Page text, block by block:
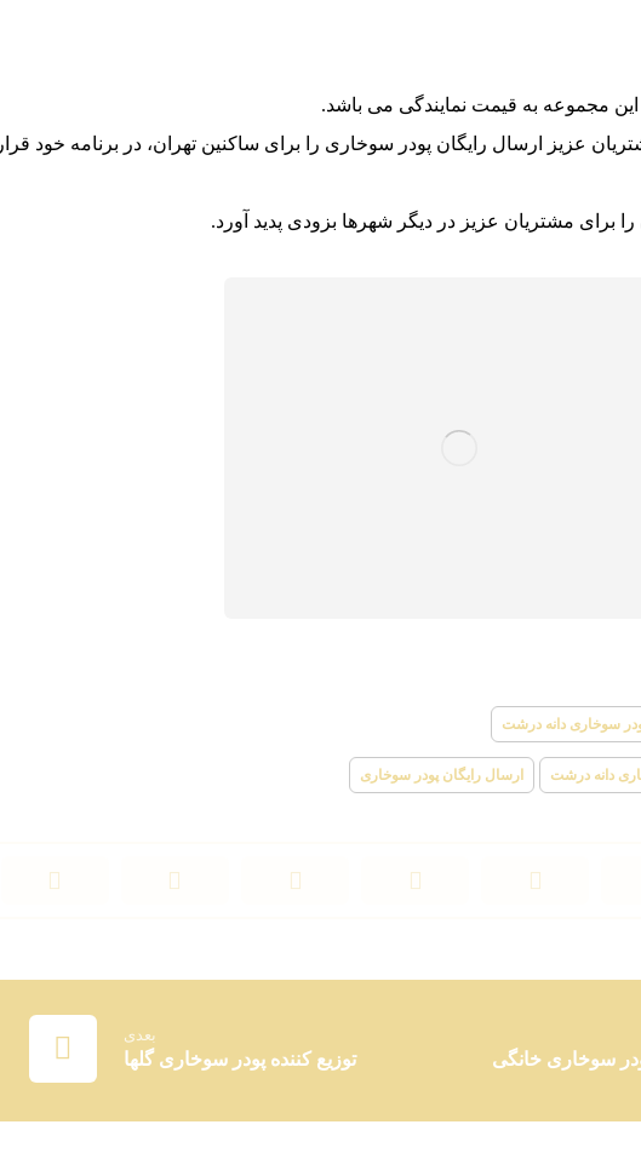
مجموعه به قیمت نمایندگی می باشد.
عزیز ارسال رایگان پودر سوخاری را برای ساکنین تهران، در برنامه خود قرار
برای مشتریان عزیز در دیگر شهرها بزودی پدید آورد.
سوخاری دانه درشت
دانه درشت ارسال رایگان پودر سوخاری
سوخاری خانگی
بعدی
توزیع کننده پودر سوخاری گلها